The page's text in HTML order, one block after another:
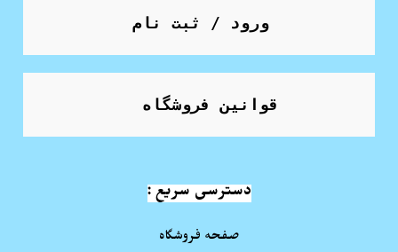
ورود / ثبت نام
قوانین فروشگاه
دسترسی سریع :
صفحه فروشگاه